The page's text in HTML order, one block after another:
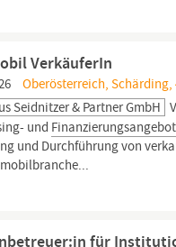
VerkäuferIn
Oberösterreich, Schärding,
Seidnitzer & Partner GmbH
und
und Durchführung von
für